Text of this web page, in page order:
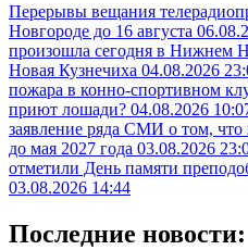
Перерывы вещания
Новгороде до 16 августа
произошла сегодня в Нижнем
Новая Кузнечиха 04.08.2026
пожара в конно-спортивном
приют лошади? 04.08.2026
заявление ряда СМИ о том, что
до мая 2027 года 03.08.2026
отметили День памяти
03.08.2026 14:44
Последние новости: